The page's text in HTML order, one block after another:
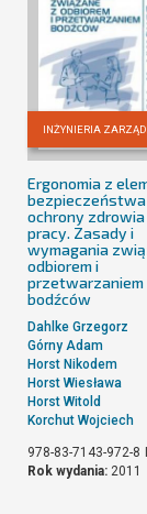
INŻYNIERIA
Ergonomia z
ochrony
pracy. Zasady i
wymagania
odbiorem i
przetwarzaniem
bodźców
Dahlke Grzegorz
Górny Adam
Horst Nikodem
Horst Wiesława
Horst Witold
Korchut Wojciech
978-83-7143-972-8
Rok wydania: 2011